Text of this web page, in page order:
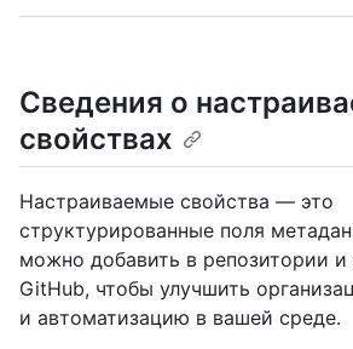
Сведения о
свойствах
Настраиваемые свойства — это
структурированные поля
можно добавить в репозитории и
GitHub, чтобы улучшить
и автоматизацию в вашей среде.